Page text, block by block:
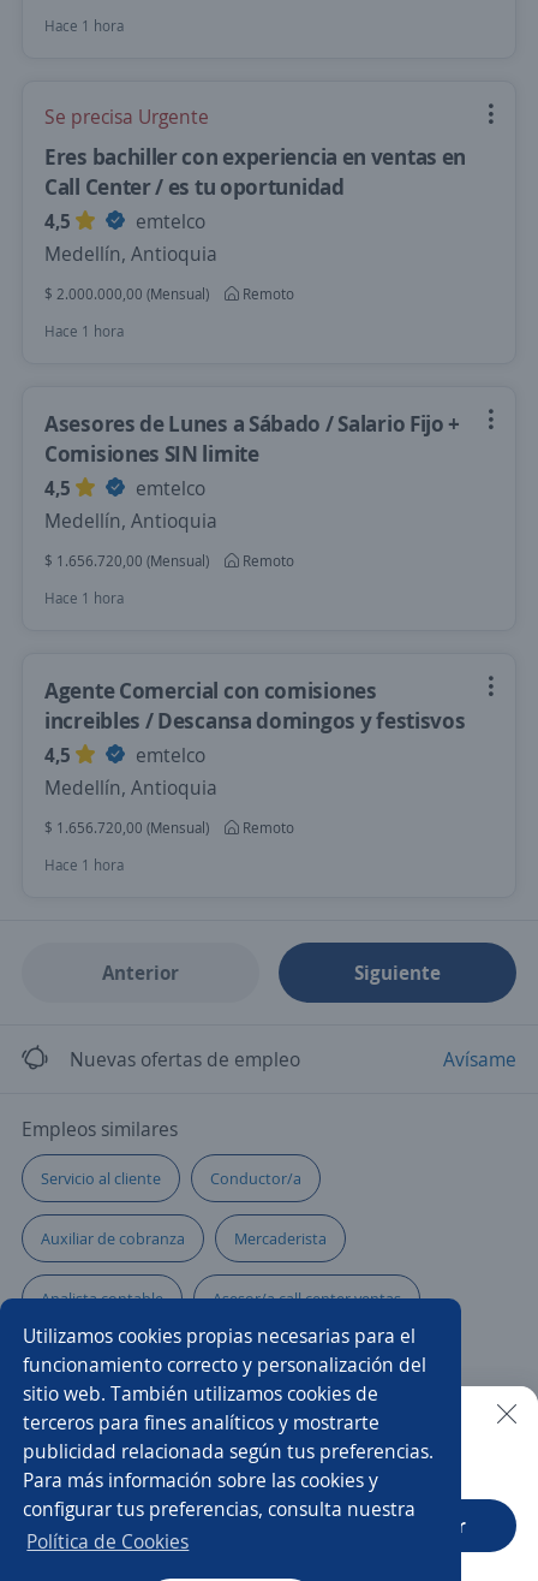
Utilizamos cookies propias necesarias para el
funcionamiento correcto y personalización del
sitio web. También utilizamos cookies de
terceros para fines analíticos y mostrarte
publicidad relacionada según tus preferencias.
Para más información sobre las cookies y
configurar tus preferencias, consulta nuestra
Política de Cookies
Hace 1 hora
Se precisa Urgente
Eres bachiller con experiencia en ventas en
Call Center / es tu oportunidad
4,5
emtelco
Medellín, Antioquia
$ 2.000.000,00 (Mensual)
Remoto
Hace 1 hora
Asesores de Lunes a Sábado / Salario Fijo +
Comisiones SIN limite
4,5
emtelco
Medellín, Antioquia
$ 1.656.720,00 (Mensual)
Remoto
Hace 1 hora
Agente Comercial con comisiones
increibles / Descansa domingos y festisvos
4,5
emtelco
Medellín, Antioquia
$ 1.656.720,00 (Mensual)
Remoto
Hace 1 hora
Anterior Siguiente
Nuevas ofertas de empleo Avísame
Empleos similares
Servicio al cliente Conductor/a
Auxiliar de cobranza Mercaderista
Analista contable Asesor/a call center ventas
Jefe/a de logística Atención al público
Asistente comercial Agente ventas telemarketing
Auxiliar contable Auxiliar de farmacia
Auxiliar contable y administrativo Operario/a de planta
Buscar es más fácil en la app
CT App Abrir